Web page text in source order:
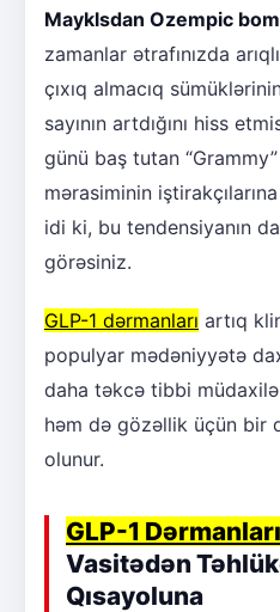
Mayklsdan Ozempic
zamanlar ətrafınızda
çıxıq almacıq
sayının artdığını hiss
günü baş tutan
mərasiminin
idi ki, bu tendensiyanın
görəsiniz.
GLP-1 dərmanları artıq
populyar mədəniyyətə
daha təkcə tibbi
həm də gözəllik üçün bir
olunur.
GLP-1 Dərmanları
Vasitədən
Qısayoluna